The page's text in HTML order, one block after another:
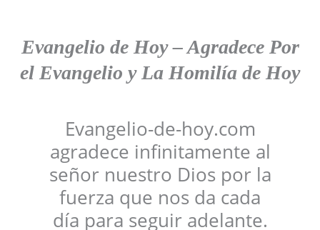
Evangelio de Hoy–Agradece Por
el Evangelio y La Homilía de Hoy
Evangelio-de-hoy.com
agradece infinitamente al
señor nuestro Dios por la
fuerza que nos da cada
día para seguir adelante.